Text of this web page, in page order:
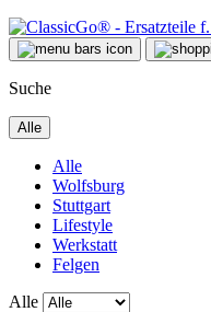
Suche
Alle
Alle
Wolfsburg
Stuttgart
Lifestyle
Werkstatt
Felgen
Alle